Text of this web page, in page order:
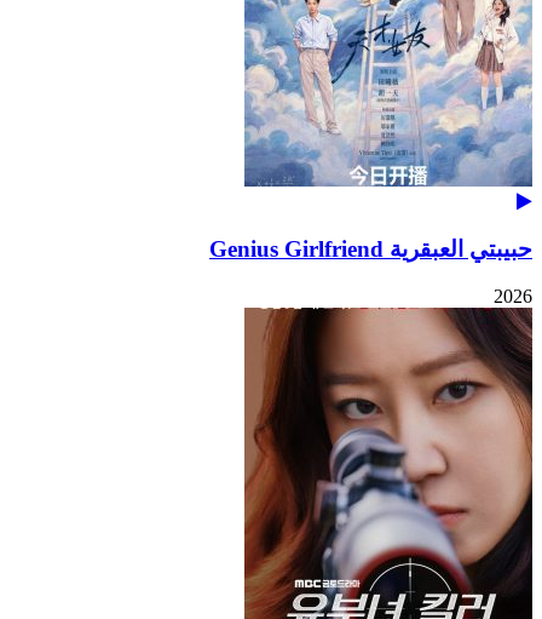
حبيبتي العبقرية Genius Girlfriend
2026